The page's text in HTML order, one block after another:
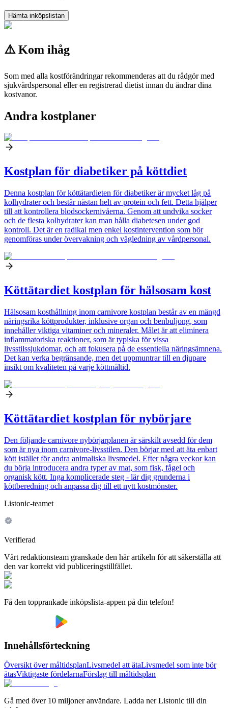
Hämta inköpslistan
⚠️ Kom ihåg
Som med alla kostförändringar rekommenderas att du rådgör med
sjukvårdspersonal eller en registrerad dietist innan du ändrar dina
kostvanor.
Andra kostplaner
Kostplan för diabetiker på köttdiet
Denna kostplan för köttätardieten för diabetiker är mycket låg på
kolhydrater och består nästan helt av protein och fett. Detta hjälper
till att kontrollera blodsockernivåerna. Genom att undvika socker
och de flesta kolhydrater kan man hålla diabetesen under god
kontroll. Det är en radikal men enkel kostintervention som bör
genomföras under övervakning och vägledning av vårdpersonal.
Köttätardiet kostplan för hälsosam kost
Hälsosam kosthållning inom carnivore kostplan består av en mängd
näringsrika köttprodukter, inklusive organ och benbuljong, som
innehåller viktiga vitaminer och mineraler. Målet är att eliminera
inflammatoriska reaktioner, som är typiska för vissa
livsstilssjukdomar, och att fokusera på de essentiella näringsämnena.
Det kan verka begränsande, men det uppmuntrar till en djupare
insikt om kvaliteten på varje köttmåltid.
Köttätardiet kostplan för nybörjare
Den följande carnivore nybörjarplanen är särskilt avsedd för dem
som är nya inom carnivore-livsstilen. Den börjar med att äta enbart
kött istället för andra animaliska livsmedel. Efter några veckor kan
du börja introducera andra typer av mat, som fisk, fågel och
organisk kött. Inga komplicerade steg - lär dig grunderna i
köttberedning och anpassa dig till ett nytt kostmönster.
Listonic-teamet
Verifierad
Vårt redaktionsteam granskade den här artikeln för att säkerställa att
den var korrekt vid publiceringstillfället.
Få den topprankade inköpslista-appen på din telefon!
Innehållsförteckning
Översikt över måltidsplanLivsmedel att ätaLivsmedel som inte bör
ätasViktigaste fördelarnaFörslag till måltidsplan
Gå med över 10 miljoner användare. Ladda ner Listonic till din